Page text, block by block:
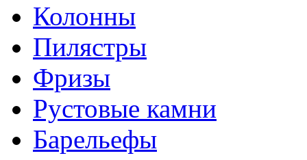
Колонны
Пилястры
Фризы
Рустовые камни
Барельефы